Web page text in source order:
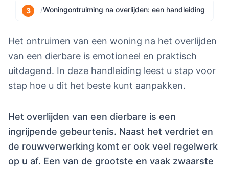
/Woningontruiming na overlijden: een handleiding
Het ontruimen van een woning na het overlijden
van een dierbare is emotioneel en praktisch
uitdagend. In deze handleiding leest u stap voor
stap hoe u dit het beste kunt aanpakken.
Het overlijden van een dierbare is een
ingrijpende gebeurtenis. Naast het verdriet en
de rouwverwerking komt er ook veel regelwerk
op u af. Een van de grootste en vaak zwaarste